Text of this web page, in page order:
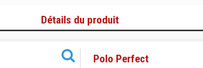
Détails du produit
Polo Perfect